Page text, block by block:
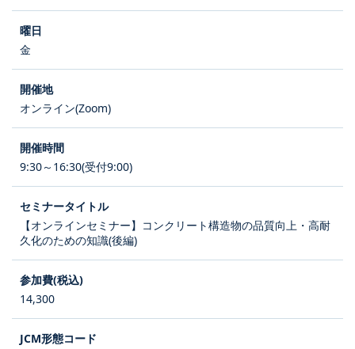
金
オンライン(Zoom)
9:30～16:30(受付9:00)
【オンラインセミナー】コンクリート構造物の品質向上・高耐
久化のための知識(後編)
14,300